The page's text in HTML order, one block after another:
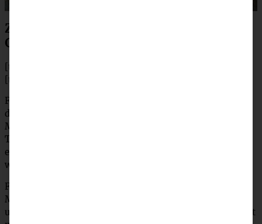
Zubereitung für Carrot Cake Hefe-
Gugelhupf
[tabs]
[tab title=”Zubereitung”]
Für den Hefeteig die Hefe in eine Schüssel bröckeln, mit
der lauwarmen Milch und 1 EL Zucker verrühren. 10
Minuten angehen lassen. Nun die restlichen Zutaten des
Teiges zufügen und mit den Knethaken für 5 Minuten zu
einem geschmeidigen Teig kneten. Zugedeckt an einem
warmen Ort für 60 Minuten gehen lassen.
Für die Füllung die sehr weiche Butter, mit Möhren,
Mandeln, Haselnüssen, Orangenabrieb, braunen Zucker
und Zimt zu einer homogenen Masse rühren (das geht gut